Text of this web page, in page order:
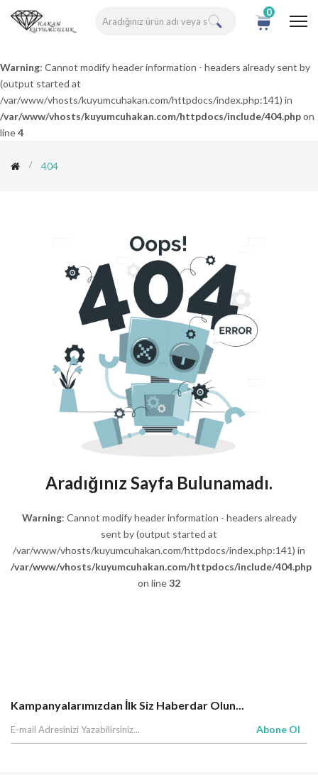
0
Warning: Cannot modify header information - headers already sent by
(output started at
/var/www/vhosts/kuyumcuhakan.com/httpdocs/index.php:141) in
/var/www/vhosts/kuyumcuhakan.com/httpdocs/include/404.phpon
line4
404
Aradığınız Sayfa Bulunamadı.
Warning: Cannot modify header information - headers already
sent by (output started at
/var/www/vhosts/kuyumcuhakan.com/httpdocs/index.php:141) in
/var/www/vhosts/kuyumcuhakan.com/httpdocs/include/404.php
on line32
Kampanyalarımızdan İlk Siz Haberdar Olun...
Abone Ol